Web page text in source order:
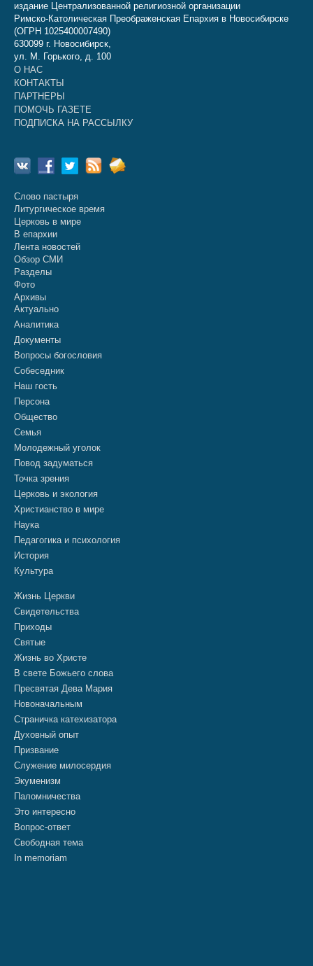
издание Централизованной религиозной организации
Римско-Католическая Преображенская Епархия в Новосибирске
(ОГРН 1025400007490)
630099 г. Новосибирск,
ул. М. Горького, д. 100
О НАС
КОНТАКТЫ
ПАРТНЕРЫ
ПОМОЧЬ ГАЗЕТЕ
ПОДПИСКА НА РАССЫЛКУ
Слово пастыря
Литургическое время
Церковь в мире
В епархии
Лента новостей
Обзор СМИ
Разделы
Фото
Архивы
Актуально
Аналитика
Документы
Вопросы богословия
Собеседник
Наш гость
Персона
Общество
Семья
Молодежный уголок
Повод задуматься
Точка зрения
Церковь и экология
Христианство в мире
Наука
Педагогика и психология
История
Культура
Жизнь Церкви
Свидетельства
Приходы
Святые
Жизнь во Христе
В свете Божьего слова
Пресвятая Дева Мария
Новоначальным
Страничка катехизатора
Духовный опыт
Призвание
Служение милосердия
Экуменизм
Паломничества
Это интересно
Вопрос-ответ
Свободная тема
In memoriam